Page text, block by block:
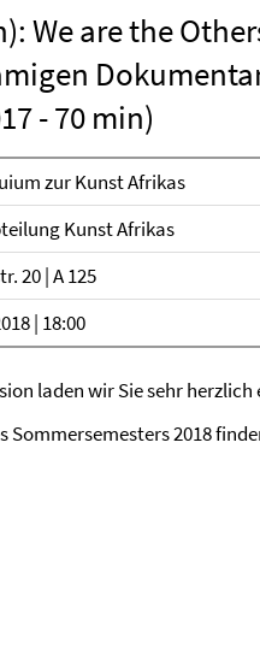
We are the
- 70 min)
zur Kunst Afrikas
Kunst Afrikas
20 | A 125
| 18:00
laden wir Sie sehr herzlich
Sommersemesters 2018